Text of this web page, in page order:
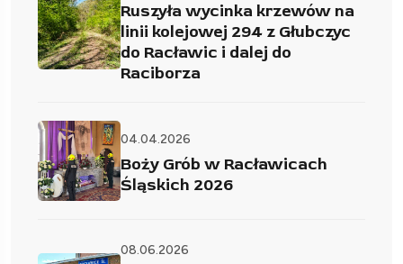
Ruszyła wycinka krzewów na
linii kolejowej 294 z Głubczyc
do Racławic i dalej do
Raciborza
04.04.2026
Boży Grób w Racławicach
Śląskich 2026
08.06.2026